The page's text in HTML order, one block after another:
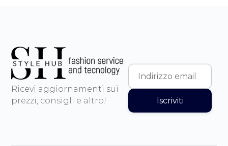
Ricevi aggiornamenti sui
prezzi, consigli e altro!
Iscriviti